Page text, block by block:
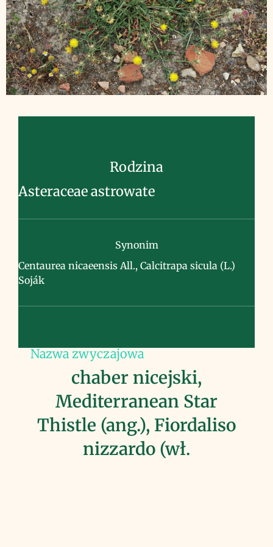
Rodzina
Asteraceae astrowate
Synonim
Centaurea nicaeensis All., Calcitrapa sicula (L.)
Soják
Nazwa zwyczajowa
chaber nicejski,
Mediterranean Star
Thistle (ang.), Fiordaliso
nizzardo (wł.